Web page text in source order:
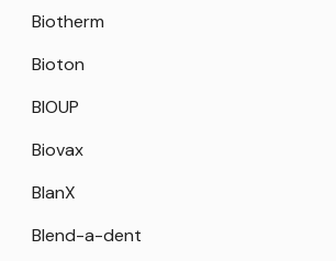
Biotherm
Bioton
BIOUP
Biovax
BlanX
Blend-a-dent